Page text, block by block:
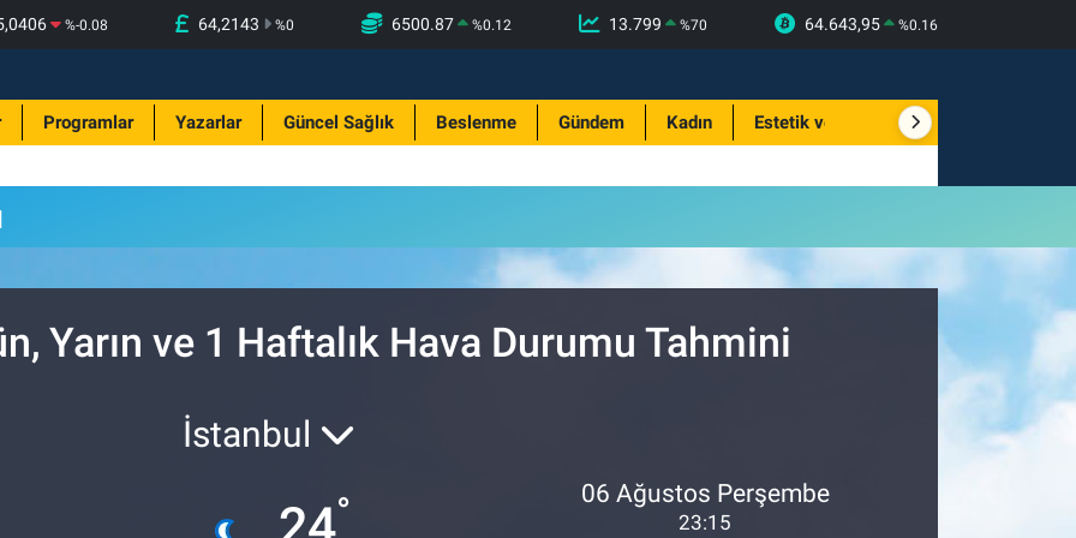
%-0.08 64,2143 %0 6500.87 %0.12 13.799 %70 64.643,95 %0.16
Programlar Yazarlar Güncel Sağlık Beslenme Gündem Kadın Estetik ve Güzellik
Yarın ve 1 Haftalık Hava Durumu Tahmini
İstanbul
° 06 Ağustos Perşembe
23:15